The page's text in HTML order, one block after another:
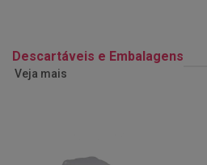
Descartáveis e Embalagens
Veja mais